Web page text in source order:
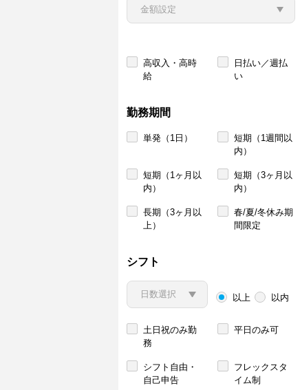
高収入・高時
給
日払い／週払
い
勤務期間
単発（1日）
短期（1週間以
内）
短期（1ヶ月以
内）
短期（3ヶ月以
内）
長期（3ヶ月以
上）
春/夏/冬休み期
間限定
シフト
以上 以内
土日祝のみ勤
務
平日のみ可
シフト自由・
自己申告
フレックスタ
イム制